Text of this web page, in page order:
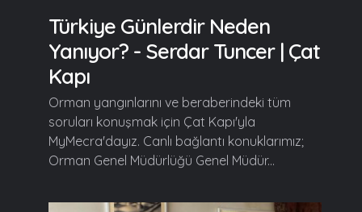
Türkiye Günlerdir Neden
Yanıyor? - Serdar Tuncer | Çat
Kapı
Orman yangınlarını ve beraberindeki tüm
soruları konuşmak için Çat Kapı'yla
MyMecra'dayız. Canlı bağlantı konuklarımız;
Orman Genel Müdürlüğü Genel Müdür...